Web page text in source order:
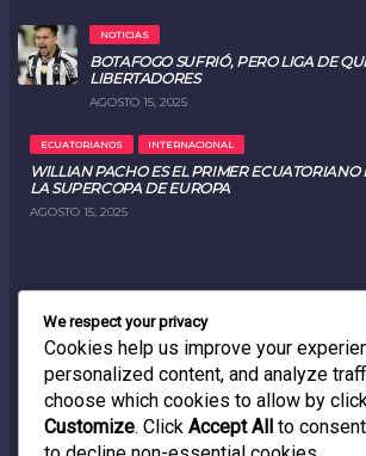
NOTICIAS
BOTAFOGO SUFRIÓ, PERO LIGA DE
LIBERTADORES
AGOSTO 15, 2025
ECUATORIANOS INTERNACIONAL
WILLIAN PACHO ES EL PRIMER ECUATORIANO
LA SUPERCOPA DE EUROPA
AGOSTO 15, 2025
FACEBOOK
0LIKES
INSTAGRAM
0FOLLOWERS
We respect your privacy
Cookies help us improve your
personalized content, and analyze
choose which cookies to allow by
Customize. Click Accept All to